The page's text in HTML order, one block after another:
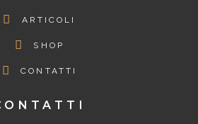
ARTICOLI
SHOP
CONTATTI